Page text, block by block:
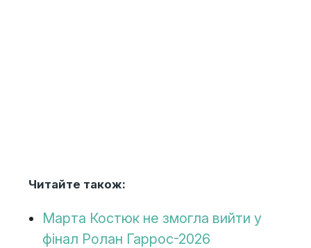
Читайте також:
Марта Костюк не змогла вийти у
фінал Ролан Гаррос-2026